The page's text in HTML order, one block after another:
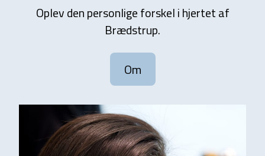
Oplev den personlige forskel i hjertet af
Brædstrup.
Om